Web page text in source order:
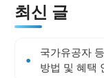
최신 글
국가유공자
방법 및 혜택